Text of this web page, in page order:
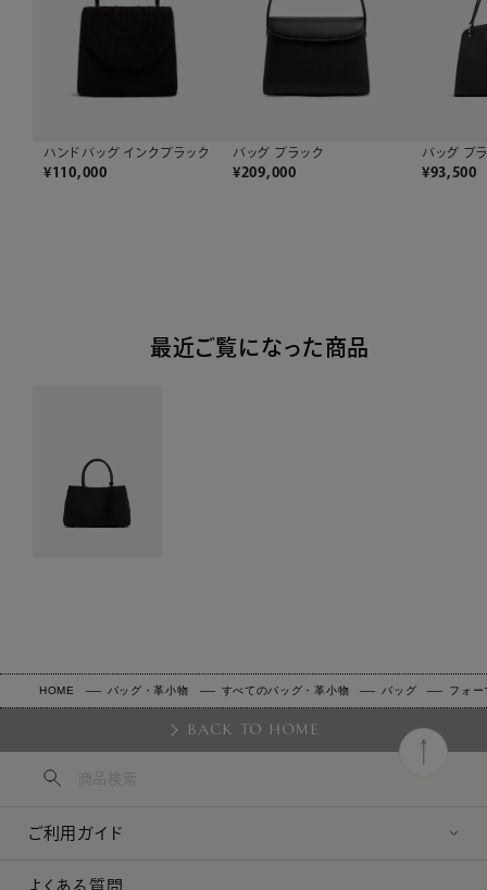
ハンドバッグ インクブラック
¥110,000
バッグ ブラック
¥209,000
バッグ ブ
¥93,500
最近ご覧になった商品
HOME バッグ・革小物 すべてのバッグ・革小物 バッグ フォー
BACK TO HOME
ご利用ガイド
よくある質問